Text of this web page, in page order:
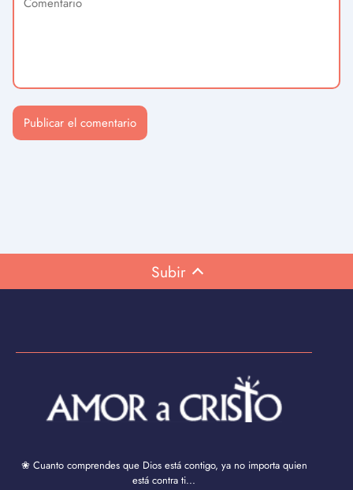
Subir
❀ Cuanto comprendes que Dios está contigo, ya no importa quien
está contra ti...